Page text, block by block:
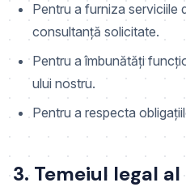
Pentru a furniza serviciile
consultanță solicitate.
Pentru a îmbunătăți
ului nostru.
Pentru a respecta
3. Temeiul legal